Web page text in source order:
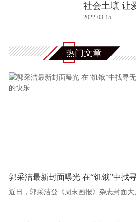
社会土壤 让
义始终
2022-03-15
热门文章
郭采洁最新封面曝光 在“饥饿”中找
近日，郭采洁登《周末画报》杂志封面大